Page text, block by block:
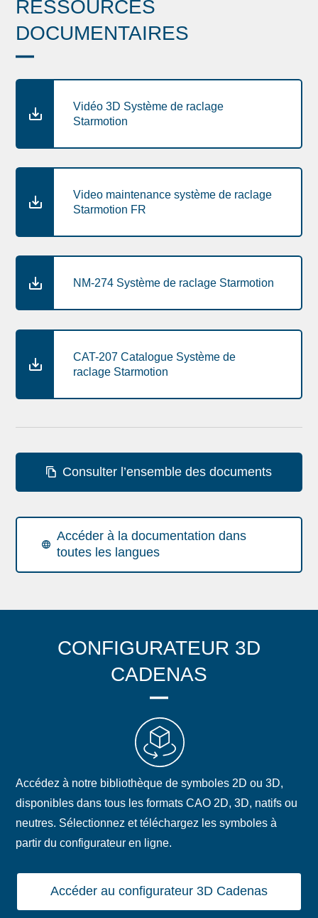
RESSOURCES
DOCUMENTAIRES
Vidéo 3D Système de raclage
Starmotion
Video maintenance système de raclage
Starmotion FR
NM-274 Système de raclage Starmotion
CAT-207 Catalogue Système de
raclage Starmotion
Consulter l’ensemble des documents
Accéder à la documentation dans
toutes les langues
CONFIGURATEUR 3D
CADENAS
Accédez à notre bibliothèque de symboles 2D ou 3D,
disponibles dans tous les formats CAO 2D, 3D, natifs ou
neutres. Sélectionnez et téléchargez les symboles à
partir du configurateur en ligne.
Accéder au configurateur 3D Cadenas